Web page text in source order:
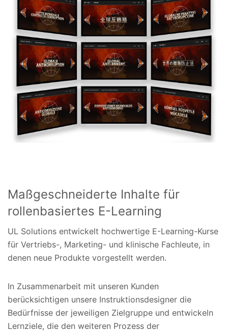
Maßgeschneiderte Inhalte für
rollenbasiertes E-Learning
UL Solutions entwickelt hochwertige E-Learning-Kurse
für Vertriebs-, Marketing- und klinische Fachleute, in
denen neue Produkte vorgestellt werden.
In Zusammenarbeit mit unseren Kunden
berücksichtigen unsere Instruktionsdesigner die
Bedürfnisse der jeweiligen Zielgruppe und entwickeln
Lernziele, die den weiteren Prozess der